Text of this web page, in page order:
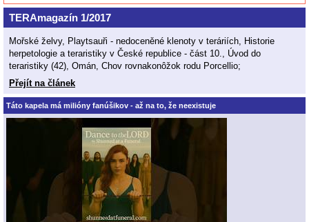
TERAmagazín 1/2017
Mořské želvy, Playtsauři - nedoceněné klenoty v teráriích, Historie
herpetologie a teraristiky v České republice - část 10., Úvod do
teraristiky (42), Omán, Chov rovnakonôžok rodu Porcellio;
Přejít na článek
Táto kapela má milióny fanúšikov - až na to, že neexistuje